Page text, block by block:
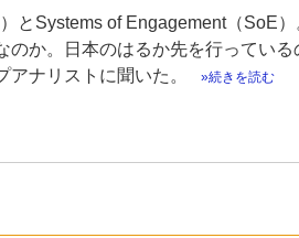
とSystems of Engagement（SoE
のか。日本のはるか先を行ってい
アナリストに聞いた。
続きを読む